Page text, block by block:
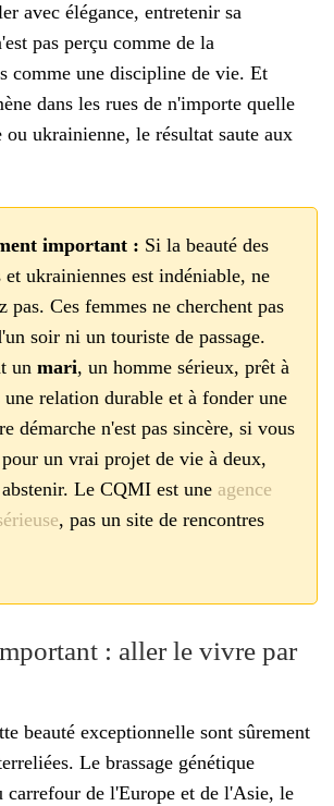
avec élégance, entretenir sa
pas perçu comme de la
comme une discipline de vie. Et
dans les rues de n'importe quelle
ou ukrainienne, le résultat saute aux
important : Si la beauté des
et ukrainiennes est indéniable, ne
pas. Ces femmes ne cherchent pas
soir ni un touriste de passage.
un mari, un homme sérieux, prêt à
une relation durable et à fonder une
démarche n'est pas sincère, si vous
pour un vrai projet de vie à deux,
Le CQMI est une agence
, pas un site de rencontres
: aller le vivre par
beauté exceptionnelle sont sûrement
Le brassage génétique
de l'Europe et de l'Asie, le